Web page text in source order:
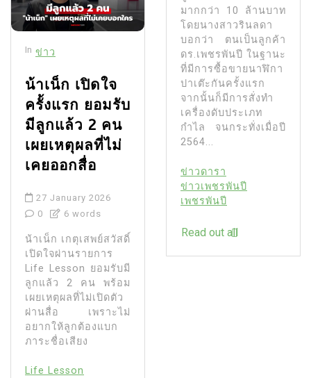
In ข่าว
น้าเน็ก เปิดใจ
ครั้งแรก ยอมรับ
มีลูกแล้ว 2 คน
เผยเหตุผลที่ไม่
เคยออกสื่อ
27 January 2026
0
6 words
น้าเน็ก เกตุเสพย์สวัสดิ์
เปิดใจผ่านรายการ
Life Lesson ยอมรับมี
ลูกแล้ว 2 คน พร้อม
เผยเหตุผลที่ไม่เปิดตัว
ผ่านสื่อ เพราะไม่
อยากให้ลูกต้องแบก
ภาระชื่อเสียง
Life Lesson
มากกว่า 10 ล้านบาท
โดยนางสาวรินลดา
บอกว่า ตนเป็นลูกค้า
ดร.เพชรพันปี ในฐานะ
ที่มีการซื้อขายนาฬิกา
ปาเต๊ะกันครั้งแรก
จากนั้นก็มีการสั่งทำ
เครื่องดับประเภท
กำไล จนกระทั่งเมื่อปี
2564...
ข่าวดารา
ข่าวเพชรพันปี
เพชรพันปี
Read out all